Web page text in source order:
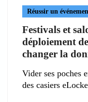
Réussir un
Festivals et
déploiement
changer la
Vider ses poches
des casiers